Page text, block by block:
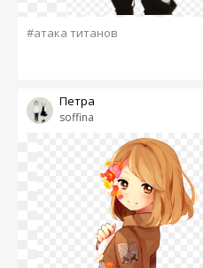
#атака титанов
soffina
Петра